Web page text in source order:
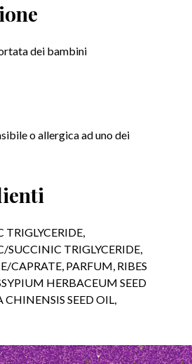
dei bambini
o allergica ad uno dei
TRIGLYCERIDE,
SUCCINIC TRIGLYCERIDE,
CAPRATE, PARFUM, RIBES
HERBACEUM SEED
SEED OIL,